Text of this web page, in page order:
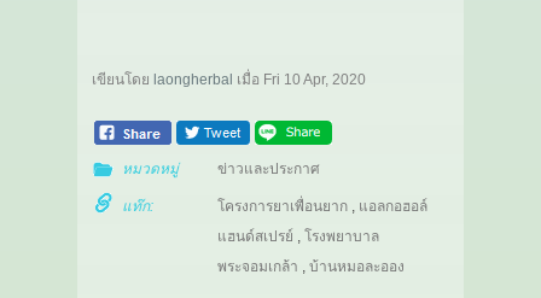
เขียนโดย laongherbal เมื่อ Fri 10 Apr, 2020
หมวดหมู่ ข่าวและประกาศ
แท๊ก: โครงการยาเพื่อนยาก,
แอลกอฮอล์
แฮนด์สเปรย์
โรงพยาบาล
พระจอมเกล้า
บ้านหมอละออง